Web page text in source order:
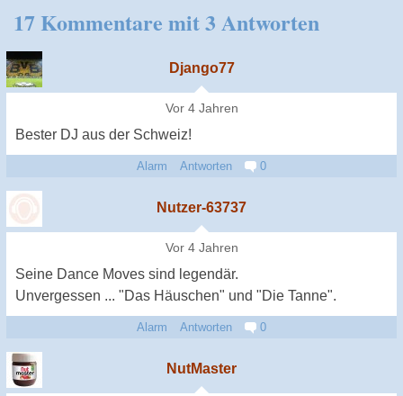
17 Kommentare mit 3 Antworten
Django77
Vor 4 Jahren
Bester DJ aus der Schweiz!
Alarm Antworten 0
Nutzer-63737
Vor 4 Jahren
Seine Dance Moves sind legendär.
Unvergessen ... "Das Häuschen" und "Die Tanne".
Alarm Antworten 0
NutMaster